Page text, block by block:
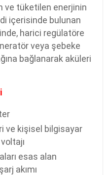
ve tüketilen enerjinin
içerisinde bulunan
harici regülatöre
veya şebeke
bağlanarak aküleri
ve kişisel bilgisayar
esas alan
akımı